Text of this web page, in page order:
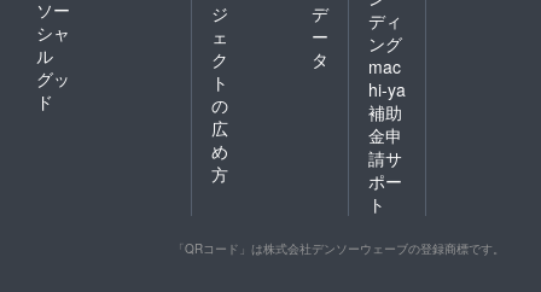
ソー
シャ
ル
グッ
ド
ジ
ェ
ク
ト
の
広
め
方
デ
ー
タ
ディ
ング
mac
hi-ya
補助
金申
請サ
ポー
ト
「QRコード」は株式会社デンソーウェーブの登録商標です。